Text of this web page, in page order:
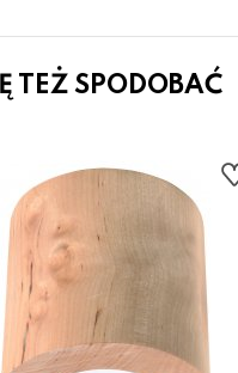
TEŻ SPODOBAĆ